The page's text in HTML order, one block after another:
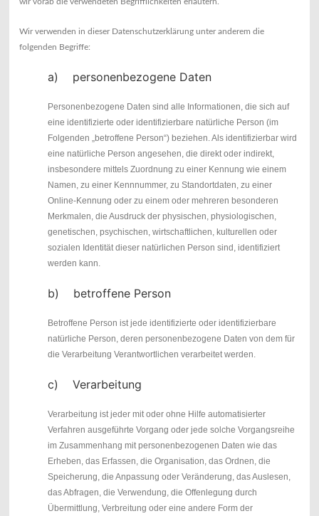
Wir verwenden in dieser Datenschutzerklärung unter anderem die
folgenden Begriffe:
a) personenbezogene Daten
Personenbezogene Daten sind alle Informationen, die sich auf
eine identifizierte oder identifizierbare natürliche Person (im
Folgenden „betroffene Person“) beziehen. Als identifizierbar wird
eine natürliche Person angesehen, die direkt oder indirekt,
insbesondere mittels Zuordnung zu einer Kennung wie einem
Namen, zu einer Kennnummer, zu Standortdaten, zu einer
Online-Kennung oder zu einem oder mehreren besonderen
Merkmalen, die Ausdruck der physischen, physiologischen,
genetischen, psychischen, wirtschaftlichen, kulturellen oder
sozialen Identität dieser natürlichen Person sind, identifiziert
werden kann.
b) betroffene Person
Betroffene Person ist jede identifizierte oder identifizierbare
natürliche Person, deren personenbezogene Daten von dem für
die Verarbeitung Verantwortlichen verarbeitet werden.
c) Verarbeitung
Verarbeitung ist jeder mit oder ohne Hilfe automatisierter
Verfahren ausgeführte Vorgang oder jede solche Vorgangsreihe
im Zusammenhang mit personenbezogenen Daten wie das
Erheben, das Erfassen, die Organisation, das Ordnen, die
Speicherung, die Anpassung oder Veränderung, das Auslesen,
das Abfragen, die Verwendung, die Offenlegung durch
Übermittlung, Verbreitung oder eine andere Form der